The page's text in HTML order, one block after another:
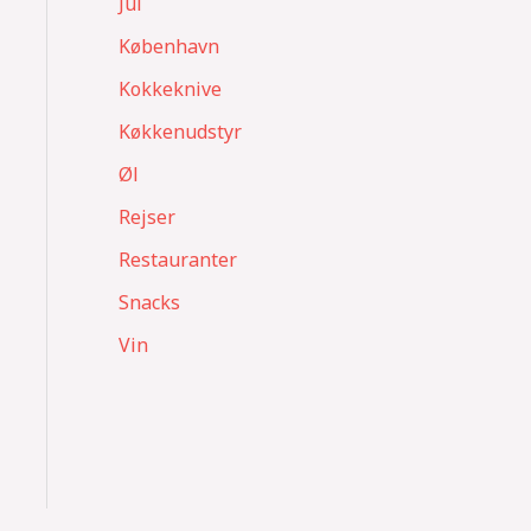
København
Kokkeknive
Køkkenudstyr
Øl
Rejser
Restauranter
Snacks
Vin